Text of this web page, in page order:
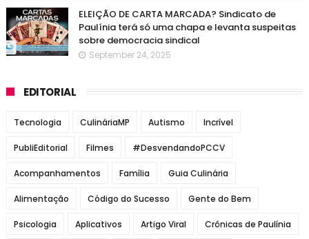
ELEIÇÃO DE CARTA MARCADA? Sindicato de
Paulínia terá só uma chapa e levanta suspeitas
sobre democracia sindical
September 24, 2025
EDITORIAL
Tecnologia CulináriaMP Autismo Incrível
PubliEditorial Filmes #DesvendandoPCCV
Acompanhamentos Família Guia Culinária
Alimentação Código do Sucesso Gente do Bem
Psicologia Aplicativos Artigo Viral Crônicas de Paulínia